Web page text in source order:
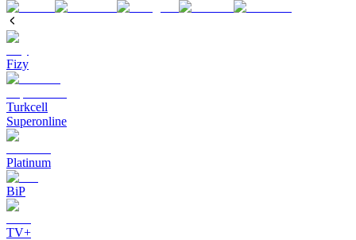
Fizy
Turkcell
Superonline
Platinum
BiP
TV+